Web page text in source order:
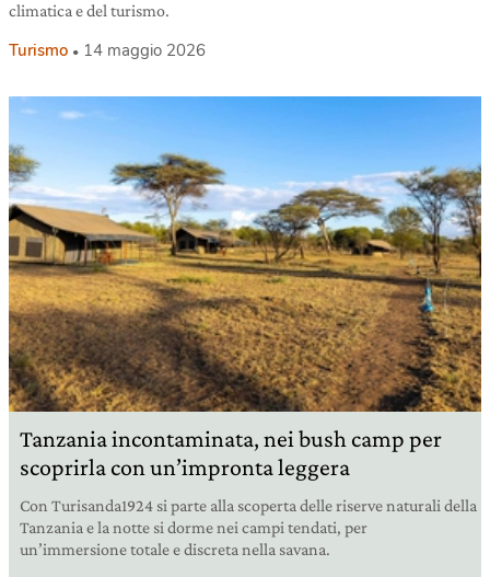
climatica e del turismo.
Turismo 14 maggio 2026
Tanzania incontaminata, nei bush camp per
scoprirla con un’impronta leggera
Con Turisanda1924 si parte alla scoperta delle riserve naturali della
Tanzania e la notte si dorme nei campi tendati, per
un’immersione totale e discreta nella savana.